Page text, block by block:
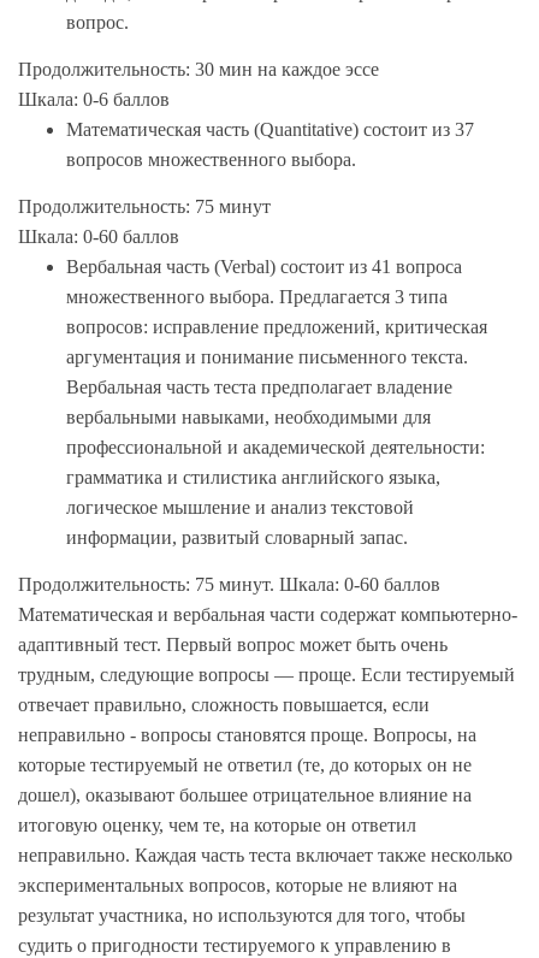
вопрос.
Продолжительность: 30 мин на каждое эссе
Шкала: 0-6 баллов
Математическая часть (Quantitative) состоит из 37
вопросов множественного выбора.
Продолжительность: 75 минут
Шкала: 0-60 баллов
Вербальная часть (Verbal) состоит из 41 вопроса
множественного выбора. Предлагается 3 типа
вопросов: исправление предложений, критическая
аргументация и понимание письменного текста.
Вербальная часть теста предполагает владение
вербальными навыками, необходимыми для
профессиональной и академической деятельности:
грамматика и стилистика английского языка,
логическое мышление и анализ текстовой
информации, развитый словарный запас.
Продолжительность: 75 минут. Шкала: 0-60 баллов
Математическая и вербальная части содержат компьютерно-
адаптивный тест. Первый вопрос может быть очень
трудным, следующие вопросы — проще. Если тестируемый
отвечает правильно, сложность повышается, если
неправильно - вопросы становятся проще. Вопросы, на
которые тестируемый не ответил (те, до которых он не
дошел), оказывают большее отрицательное влияние на
итоговую оценку, чем те, на которые он ответил
неправильно. Каждая часть теста включает также несколько
экспериментальных вопросов, которые не влияют на
результат участника, но используются для того, чтобы
судить о пригодности тестируемого к управлению в